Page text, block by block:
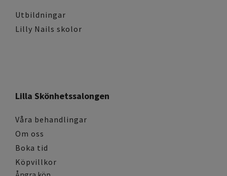
Utbildningar
Lilly Nails skolor
Lilla Skönhetssalongen
Våra behandlingar
Om oss
Boka tid
Köpvillkor